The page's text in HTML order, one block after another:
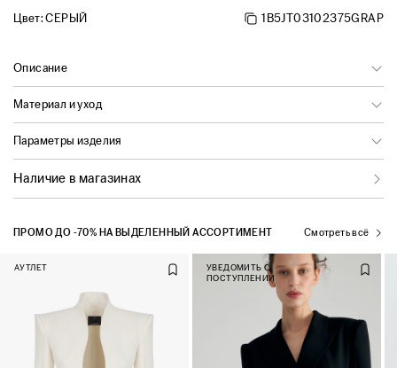
Цвет:СЕРЫЙ 1B5JT03102375GRAP
Описание
Материал и уход
Параметры изделия
Наличие в магазинах
ПРОМО ДО -70% НА ВЫДЕЛЕННЫЙ АССОРТИМЕНТ Смотреть всё
АУТЛЕТ
УВЕДОМИТЬ О
ПОСТУПЛЕНИИ